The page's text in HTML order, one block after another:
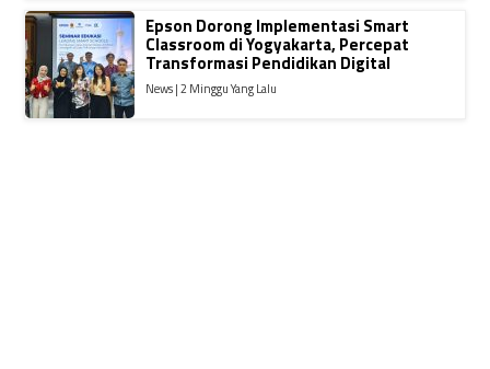
Epson Dorong Implementasi Smart
Classroom di Yogyakarta, Percepat
Transformasi Pendidikan Digital
News | 2 Minggu Yang Lalu